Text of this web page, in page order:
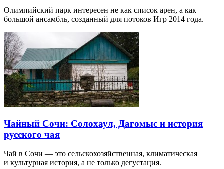
Олимпийский парк интересен не как список арен, а как
большой ансамбль, созданный для потоков Игр 2014 года.
Чайный Сочи: Солохаул, Дагомыс и история
русского чая
Чай в Сочи — это сельскохозяйственная, климатическая
и культурная история, а не только дегустация.